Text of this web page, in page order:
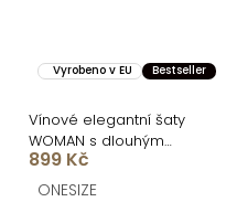
Vyrobeno v EU Bestseller
Vínové elegantní šaty
WOMAN s dlouhým
rukávem
899 Kč
ONESIZE